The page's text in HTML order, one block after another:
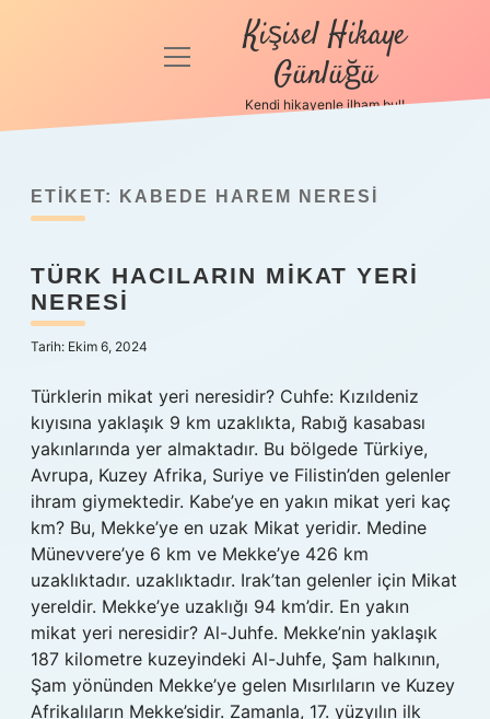
Anasayfa
Politikası
Hakkımızda
menüyü
Kişisel Hikaye
Günlüğü
Kendi hikayenle ilham bul!
ETIKET: KABEDE HAREM NERESI
TÜRK HACILARIN MIKAT YERI
NERESI
Tarih: Ekim 6, 2024
Türklerin mikat yeri neresidir? Cuhfe: Kızıldeniz
kıyısına yaklaşık 9 km uzaklıkta, Rabığ kasabası
yakınlarında yer almaktadır. Bu bölgede Türkiye,
Avrupa, Kuzey Afrika, Suriye ve Filistin’den gelenler
ihram giymektedir. Kabe’ye en yakın mikat yeri kaç
km? Bu, Mekke’ye en uzak Mikat yeridir. Medine
Münevvere’ye 6 km ve Mekke’ye 426 km
uzaklıktadır. uzaklıktadır. Irak’tan gelenler için Mikat
yereldir. Mekke’ye uzaklığı 94 km’dir. En yakın
mikat yeri neresidir? Al-Juhfe. Mekke’nin yaklaşık
187 kilometre kuzeyindeki Al-Juhfe, Şam halkının,
Şam yönünden Mekke’ye gelen Mısırlıların ve Kuzey
Afrikalıların Mekke’sidir. Zamanla, 17. yüzyılın ilk